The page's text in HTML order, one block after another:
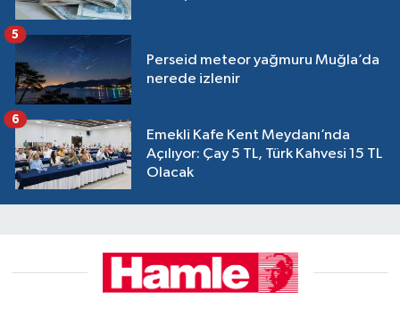
Perseid meteor yağmuru Muğla’da
nerede izlenir
5
Emekli Kafe Kent Meydanı’nda
Açılıyor: Çay 5 TL, Türk Kahvesi 15 TL
Olacak
6